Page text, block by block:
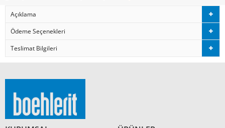
Açıklama
Ödeme Seçenekleri
Teslimat Bilgileri